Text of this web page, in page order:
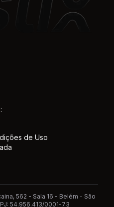
de Uso
562 - Sala 16 - Belém - São
54.956.413/0001-73